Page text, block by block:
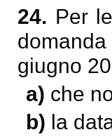
24. Per
giugno
a) che
b) la